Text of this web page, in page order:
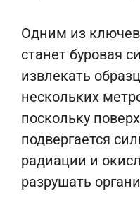
Одним из
станет буровая
извлекать
нескольких
поскольку
подвергается
радиации и
разрушать